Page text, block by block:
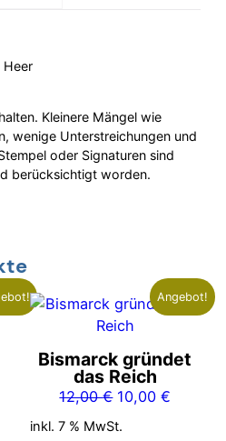
Heer
Kleinere Mängel wie
wenige Unterstreichungen und
oder Signaturen sind
berücksichtigt worden.
Angebot!
Bismarck gründet
das Reich
12,00€ Ursprünglicher
Preis
10,00€
inkl. 7 % MwSt.